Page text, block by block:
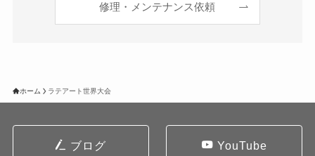
修理・メンテナンス依頼
ホーム ラテアート世界大会
ブログ YouTube